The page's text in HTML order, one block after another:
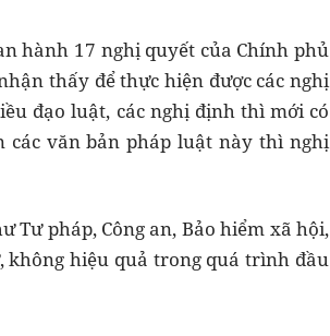
hành 17 nghị quyết của Chính phủ
thấy để thực hiện được các nghị
đạo luật, các nghị định thì mới có
các văn bản pháp luật này thì nghị
Tư pháp, Công an, Bảo hiểm xã hội,
không hiệu quả trong quá trình đầu